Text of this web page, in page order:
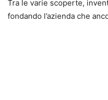
Tra le varie scoperte,
fondando l’azienda che